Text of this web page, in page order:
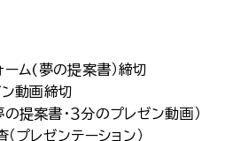
ム(夢の提案書）締切
動画締切
提案書・３分のプレゼン動画）
レゼンテーション）